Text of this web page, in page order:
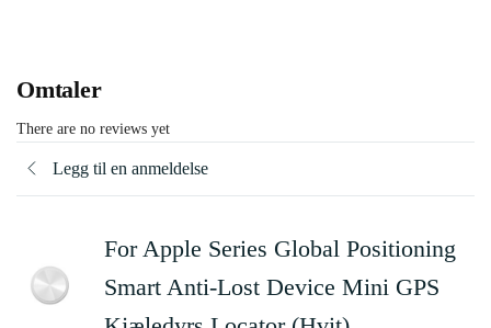
Omtaler
There are no reviews yet
Legg til en anmeldelse
For Apple Series Global Positioning
Smart Anti-Lost Device Mini GPS